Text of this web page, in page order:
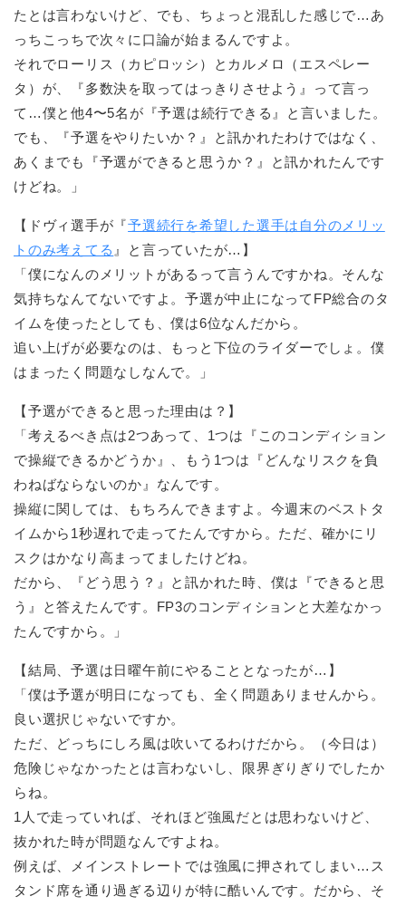
たとは言わないけど、でも、ちょっと混乱した感じで…あ
っちこっちで次々に口論が始まるんですよ。
それでローリス（カピロッシ）とカルメロ（エスペレー
タ）が、『多数決を取ってはっきりさせよう』って言っ
て…僕と他4〜5名が『予選は続行できる』と言いました。
でも、『予選をやりたいか？』と訊かれたわけではなく、
あくまでも『予選ができると思うか？』と訊かれたんです
けどね。」
【ドヴィ選手が『予選続行を希望した選手は自分のメリッ
トのみ考えてる 』と言っていたが…】
「僕になんのメリットがあるって言うんですかね。そんな
気持ちなんてないですよ。予選が中止になってFP総合のタ
イムを使ったとしても、僕は6位なんだから。
追い上げが必要なのは、もっと下位のライダーでしょ。僕
はまったく問題なしなんで。」
【予選ができると思った理由は？】
「考えるべき点は2つあって、1つは『このコンディション
で操縦できるかどうか』、もう1つは『どんなリスクを負
わねばならないのか』なんです。
操縦に関しては、もちろんできますよ。今週末のベストタ
イムから1秒遅れで走ってたんですから。ただ、確かにリ
スクはかなり高まってましたけどね。
だから、『どう思う？』と訊かれた時、僕は『できると思
う』と答えたんです。FP3のコンディションと大差なかっ
たんですから。」
【結局、予選は日曜午前にやることとなったが…】
「僕は予選が明日になっても、全く問題ありませんから。
良い選択じゃないですか。
ただ、どっちにしろ風は吹いてるわけだから。（今日は）
危険じゃなかったとは言わないし、限界ぎりぎりでしたか
らね。
1人で走っていれば、それほど強風だとは思わないけど、
抜かれた時が問題なんですよね。
例えば、メインストレートでは強風に押されてしまい…ス
タンド席を通り過ぎる辺りが特に酷いんです。だから、そ